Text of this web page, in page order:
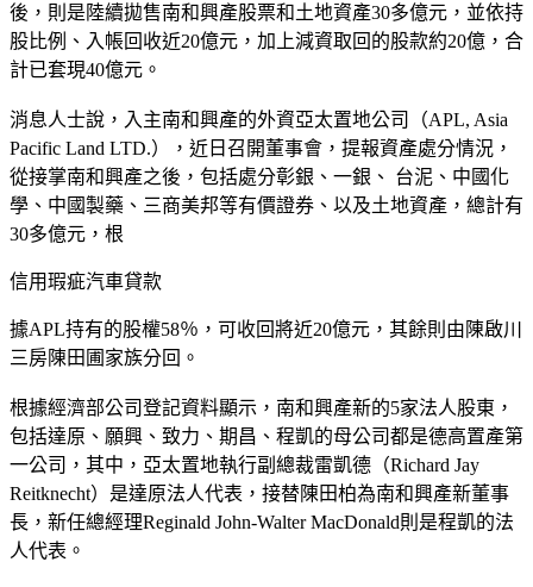
後，則是陸續拋售南和興產股票和土地資產30多億元，並依持
股比例、入帳回收近20億元，加上減資取回的股款約20億，合
計已套現40億元。
消息人士說，入主南和興產的外資亞太置地公司（APL, Asia
Pacific Land LTD.），近日召開董事會，提報資產處分情況，
從接掌南和興產之後，包括處分彰銀、一銀、 台泥、中國化
學、中國製藥、三商美邦等有價證券、以及土地資產，總計有
30多億元，根
信用瑕疵汽車貸款
據APL持有的股權58％，可收回將近20億元，其餘則由陳啟川
三房陳田圃家族分回。
根據經濟部公司登記資料顯示，南和興產新的5家法人股東，
包括達原、願興、致力、期昌、程凱的母公司都是德高置產第
一公司，其中，亞太置地執行副總裁雷凱德（Richard Jay
Reitknecht）是達原法人代表，接替陳田柏為南和興產新董事
長，新任總經理Reginald John-Walter MacDonald則是程凱的法
人代表。